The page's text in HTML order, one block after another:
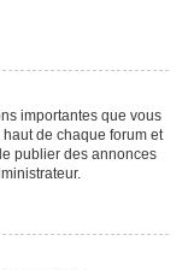
importantes que vous
de chaque forum et
publier des annonces